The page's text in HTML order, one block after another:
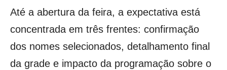
Até a abertura da feira, a expectativa está
concentrada em três frentes: confirmação
dos nomes selecionados, detalhamento final
da grade e impacto da programação sobre o